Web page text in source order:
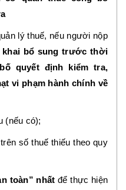
lý thuế, nếu người nộp
khai bổ sung trước thời
quyết định kiểm tra,
vi phạm hành chính về
(nếu có);
số thuế thiếu theo quy
toàn” nhất để thực hiện